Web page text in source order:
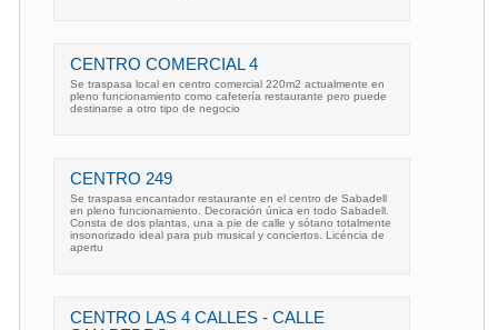
CENTRO COMERCIAL 4
Se traspasa local en centro comercial 220m2 actualmente en
pleno funcionamiento como cafetería restaurante pero puede
destinarse a otro tipo de negocio
CENTRO 249
Se traspasa encantador restaurante en el centro de Sabadell
en pleno funcionamiento. Decoración única en todo Sabadell.
Consta de dos plantas, una a pie de calle y sótano totalmente
insonorizado ideal para pub musical y conciertos. Licéncia de
apertu
CENTRO LAS 4 CALLES - CALLE